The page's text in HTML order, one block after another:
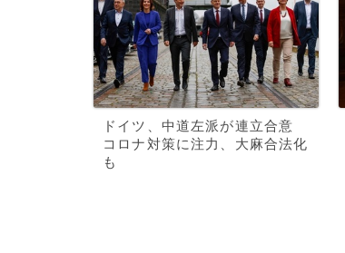
ドイツ、中道左派が連立合意
コロナ対策に注力、大麻合法化
も